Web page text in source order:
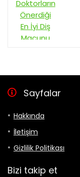
Sayfalar
Hakkında
İletişim
Gizlilik Politikası
Bizi takip et